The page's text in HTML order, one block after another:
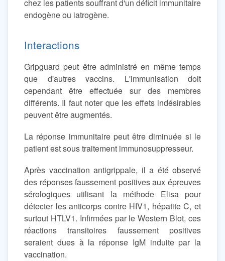
chez les patients souffrant d'un déficit immunitaire
endogène ou iatrogène.
Interactions
Gripguard peut être administré en même temps
que d'autres vaccins. L'immunisation doit
cependant être effectuée sur des membres
différents. Il faut noter que les effets indésirables
peuvent être augmentés.
La réponse immunitaire peut être diminuée si le
patient est sous traitement immunosuppresseur.
Après vaccination antigrippale, il a été observé
des réponses faussement positives aux épreuves
sérologiques utilisant la méthode Elisa pour
détecter les anticorps contre HIV1, hépatite C, et
surtout HTLV1. Infirmées par le Western Blot, ces
réactions transitoires faussement positives
seraient dues à la réponse IgM induite par la
vaccination.